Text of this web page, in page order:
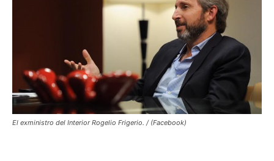
El exministro del Interior Rogelio Frigerio. / (Facebook)